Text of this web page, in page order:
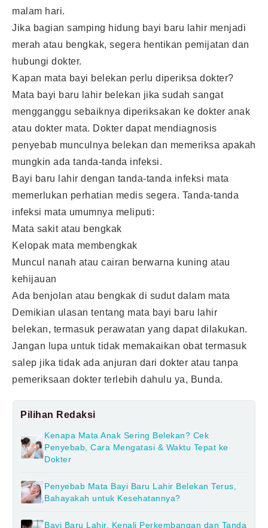
malam hari.
Jika bagian samping hidung bayi baru lahir menjadi
merah atau bengkak, segera hentikan pemijatan dan
hubungi dokter.
Kapan mata bayi belekan perlu diperiksa dokter?
Mata bayi baru lahir belekan jika sudah sangat
mengganggu sebaiknya diperiksakan ke dokter anak
atau dokter mata. Dokter dapat mendiagnosis
penyebab munculnya belekan dan memeriksa apakah
mungkin ada tanda-tanda infeksi.
Bayi baru lahir dengan tanda-tanda infeksi mata
memerlukan perhatian medis segera. Tanda-tanda
infeksi mata umumnya meliputi:
Mata sakit atau bengkak
Kelopak mata membengkak
Muncul nanah atau cairan berwarna kuning atau
kehijauan
Ada benjolan atau bengkak di sudut dalam mata
Demikian ulasan tentang mata bayi baru lahir
belekan, termasuk perawatan yang dapat dilakukan.
Jangan lupa untuk tidak memakaikan obat termasuk
salep jika tidak ada anjuran dari dokter atau tanpa
pemeriksaan dokter terlebih dahulu ya, Bunda.
Pilihan Redaksi
Kenapa Mata Anak Sering Belekan? Cek
Penyebab, Cara Mengatasi & Waktu Tepat ke
Dokter
Penyebab Mata Bayi Baru Lahir Belekan Terus,
Bahayakah untuk Kesehatannya?
Bayi Baru Lahir, Kenali Perkembangan dan Tanda